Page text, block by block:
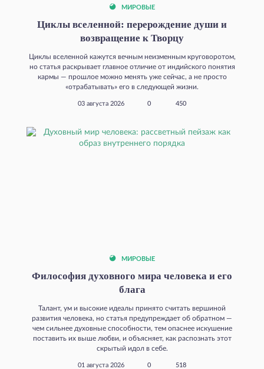
МИРОВЫЕ
Циклы вселенной: перерождение души и
возвращение к Творцу
Циклы вселенной кажутся вечным неизменным круговоротом,
но статья раскрывает главное отличие от индийского понятия
кармы — прошлое можно менять уже сейчас, а не просто
«отрабатывать» его в следующей жизни.
03 августа 2026 0 450
МИРОВЫЕ
Философия духовного мира человека и его
блага
Талант, ум и высокие идеалы принято считать вершиной
развития человека, но статья предупреждает об обратном —
чем сильнее духовные способности, тем опаснее искушение
поставить их выше любви, и объясняет, как распознать этот
скрытый идол в себе.
01 августа 2026 0 518